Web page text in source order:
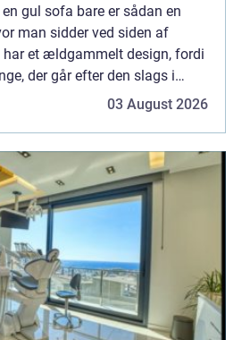
gul sofa bare er sådan en
man sidder ved siden af
har et ældgammelt design, fordi
der går efter den slags i
jo noget fr...
03 August 2026